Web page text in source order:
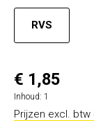
RVS
€ 1,85
Inhoud: 1
Prijzen excl.